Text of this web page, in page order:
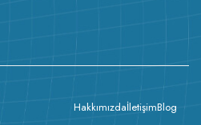
HakkımızdaİletişimBlog